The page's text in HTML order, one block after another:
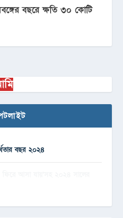
বছরে ক্ষতি ৩০ কোটি
বছর ২০২৪